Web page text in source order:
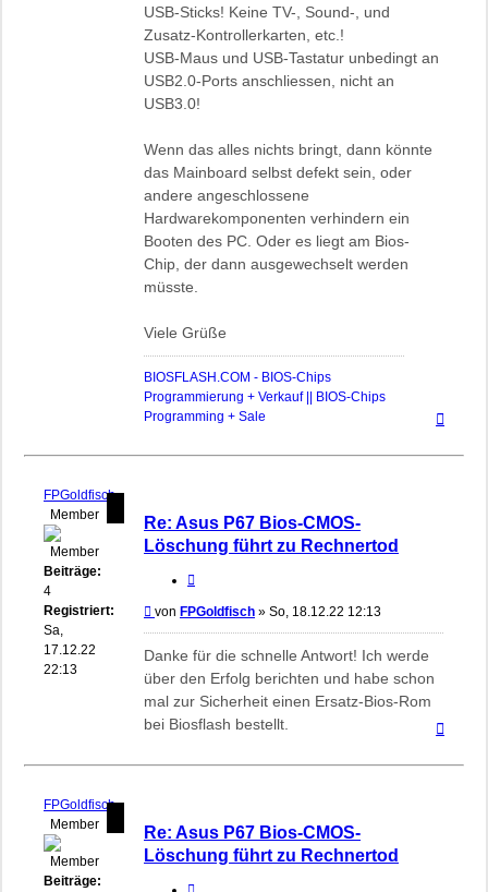
USB-Sticks! Keine TV-, Sound-, und
Zusatz-Kontrollerkarten, etc.!
USB-Maus und USB-Tastatur unbedingt an
USB2.0-Ports anschliessen, nicht an
USB3.0!
Wenn das alles nichts bringt, dann könnte
das Mainboard selbst defekt sein, oder
andere angeschlossene
Hardwarekomponenten verhindern ein
Booten des PC. Oder es liegt am Bios-
Chip, der dann ausgewechselt werden
müsste.
Viele Grüße
BIOSFLASH.COM - BIOS-Chips
Programmierung + Verkauf || BIOS-Chips
Programming + Sale
FPGoldfisch
Member
Beiträge:
4
Registriert:
Sa,
17.12.22
22:13
Re: Asus P67 Bios-CMOS-
Löschung führt zu Rechnertod
Beitrag
von FPGoldfisch » So, 18.12.22 12:13
Danke für die schnelle Antwort! Ich werde
über den Erfolg berichten und habe schon
mal zur Sicherheit einen Ersatz-Bios-Rom
bei Biosflash bestellt.
FPGoldfisch
Member
Beiträge:
Re: Asus P67 Bios-CMOS-
Löschung führt zu Rechnertod